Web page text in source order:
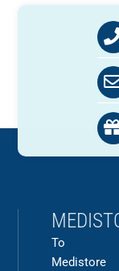
Το
Medistore